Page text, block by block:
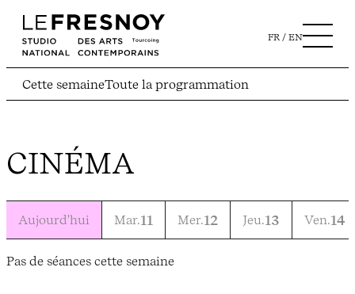
FR EN
Cette semaineToute la programmation
CINÉMA
Aujourd'hui Mar.11 Mer.12 Jeu.13 Ven.14
Pas de séances cette semaine